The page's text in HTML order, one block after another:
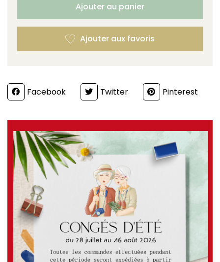
Ajouter au panier
PartagerFacebook Twitter Pinterest